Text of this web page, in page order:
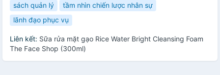
sách quản lý
tầm nhìn chiến lược nhân sự
lãnh đạo phục vụ
Liên kết: Sữa rửa mặt gạo Rice Water Bright Cleansing Foam
The Face Shop (300ml)